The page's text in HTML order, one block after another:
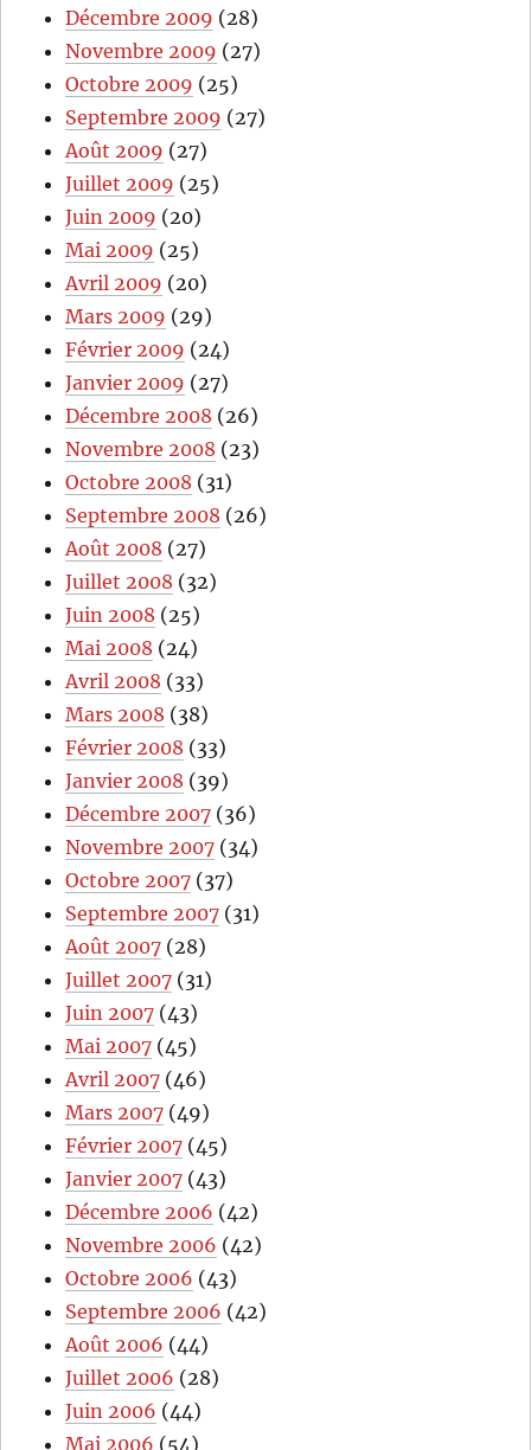
Décembre 2009 (28)
Novembre 2009 (27)
Octobre 2009 (25)
Septembre 2009 (27)
Août 2009 (27)
Juillet 2009 (25)
Juin 2009 (20)
Mai 2009 (25)
Avril 2009 (20)
Mars 2009 (29)
Février 2009 (24)
Janvier 2009 (27)
Décembre 2008 (26)
Novembre 2008 (23)
Octobre 2008 (31)
Septembre 2008 (26)
Août 2008 (27)
Juillet 2008 (32)
Juin 2008 (25)
Mai 2008 (24)
Avril 2008 (33)
Mars 2008 (38)
Février 2008 (33)
Janvier 2008 (39)
Décembre 2007 (36)
Novembre 2007 (34)
Octobre 2007 (37)
Septembre 2007 (31)
Août 2007 (28)
Juillet 2007 (31)
Juin 2007 (43)
Mai 2007 (45)
Avril 2007 (46)
Mars 2007 (49)
Février 2007 (45)
Janvier 2007 (43)
Décembre 2006 (42)
Novembre 2006 (42)
Octobre 2006 (43)
Septembre 2006 (42)
Août 2006 (44)
Juillet 2006 (28)
Juin 2006 (44)
Mai 2006 (54)